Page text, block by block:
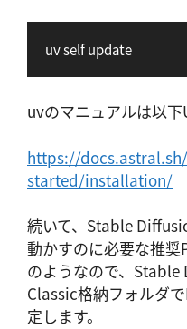
uv self update
uvのマニュアルは以下
https://
started/installation/
続いて、Stable
動かすのに必要な推
のようなので、
Classic格納フォルダ
定します。